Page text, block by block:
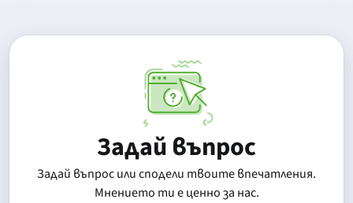
Задай въпрос
Задай въпрос или сподели твоите впечатления.
Mнението ти е ценно за нас.